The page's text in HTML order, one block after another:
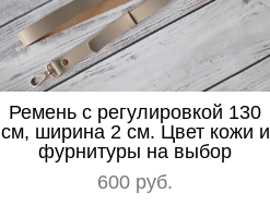
Ремень с регулировкой 130
см, ширина 2 см. Цвет кожи и
фурнитуры на выбор
600 pуб.